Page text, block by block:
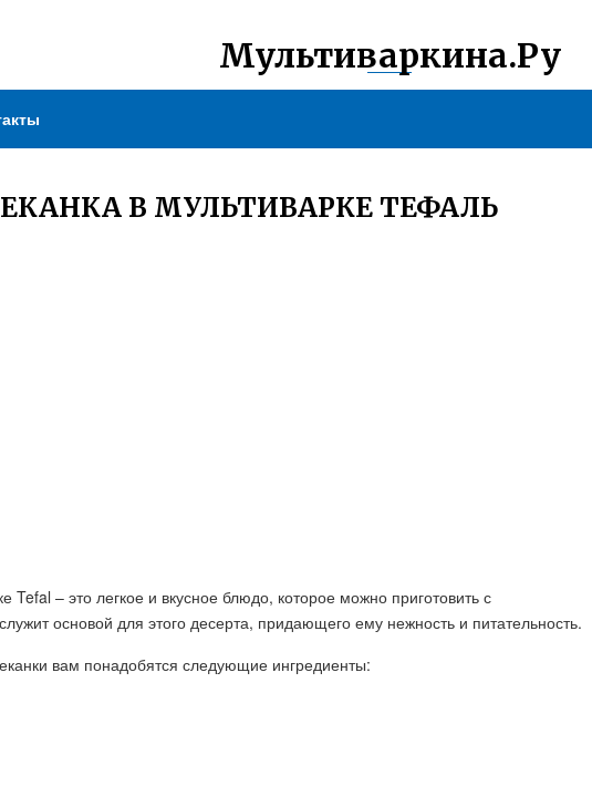
Мультиваркина.Ру
В МУЛЬТИВАРКЕ ТЕФАЛЬ
Tefal – это легкое и вкусное блюдо, которое можно приготовить с
основой для этого десерта, придающего ему нежность и питательность.
вам понадобятся следующие ингредиенты: